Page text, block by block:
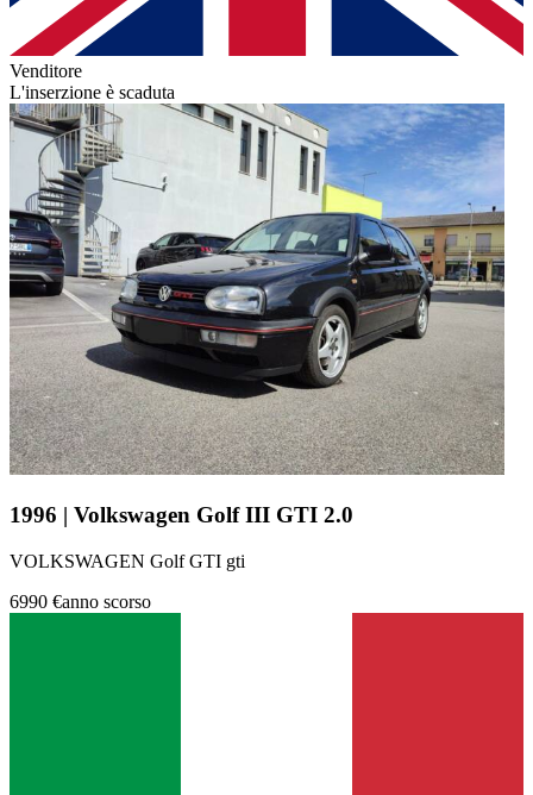
Venditore
L'inserzione è scaduta
1996 | Volkswagen Golf III GTI 2.0
VOLKSWAGEN Golf GTI gti
6990 €anno scorso